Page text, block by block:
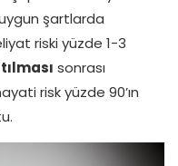
şartlarda
riski yüzde 1-3
sonrası
risk yüzde 90’ın